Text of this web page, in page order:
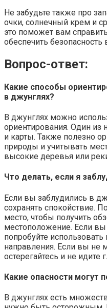
Не забудьте также про
очки, солнечный крем и
это поможет вам
обеспечить безопасность
Вопрос-ответ:
Какие способы
в джунглях?
В джунглях можно
ориентирования. Один из
и карты. Также полезно
природы и учитывать
высокие деревья или
Что делать, если я
Если вы заблудились в
сохранять спокойствие.
место, чтобы получить
местоположение. Если вы
попробуйте
направления. Если вы не
остерегайтесь и не идите
Какие опасности могут
В джунглях есть